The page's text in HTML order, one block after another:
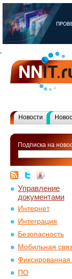
Новости
Подписка на
Управление
документами
Интернет
Интеграция
Безопасность
Мобильная
Фиксированная
ПО